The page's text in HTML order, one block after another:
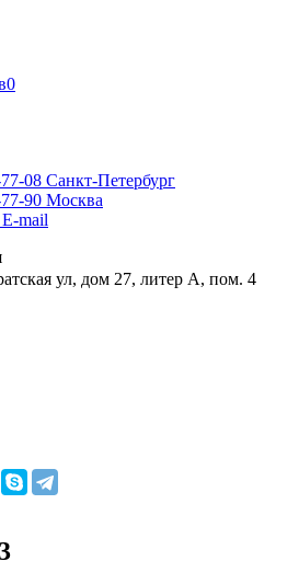
0
08 Санкт-Петербург
90 Москва
E-mail
ул, дом 27, литер А, пом. 4